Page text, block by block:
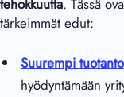
tehokkuutta. Tässä
tärkeimmät edut:
Suurempi
hyödyntämään